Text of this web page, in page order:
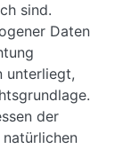
sind.
Daten
unterliegt,
der